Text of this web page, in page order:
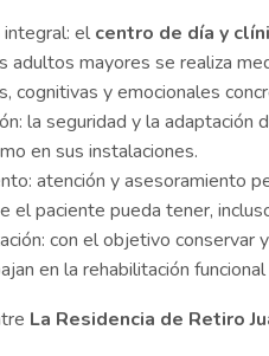
el centro de día y
adultos mayores se realiza
cognitivas y emocionales
la seguridad y la
en sus instalaciones.
atención y asesoramiento
el paciente pueda tener,
con el objetivo conservar
en la rehabilitación
La Residencia de Retiro